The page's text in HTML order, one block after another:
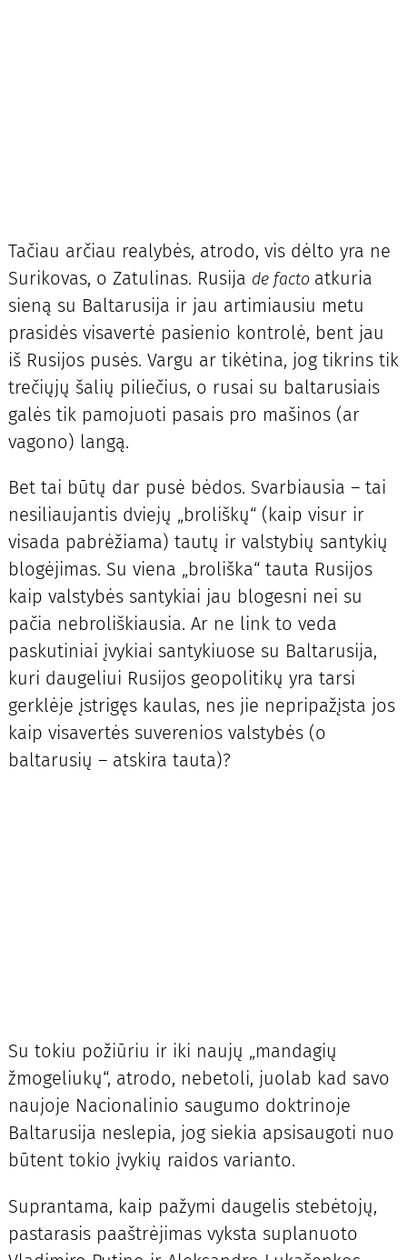
Tačiau arčiau realybės, atrodo, vis dėlto yra ne
Surikovas, o Zatulinas. Rusija de facto atkuria
sieną su Baltarusija ir jau artimiausiu metu
prasidės visavertė pasienio kontrolė, bent jau
iš Rusijos pusės. Vargu ar tikėtina, jog tikrins tik
trečiųjų šalių piliečius, o rusai su baltarusiais
galės tik pamojuoti pasais pro mašinos (ar
vagono) langą.
Bet tai būtų dar pusė bėdos. Svarbiausia – tai
nesiliaujantis dviejų „broliškų“ (kaip visur ir
visada pabrėžiama) tautų ir valstybių santykių
blogėjimas. Su viena „broliška“ tauta Rusijos
kaip valstybės santykiai jau blogesni nei su
pačia nebroliškiausia. Ar ne link to veda
paskutiniai įvykiai santykiuose su Baltarusija,
kuri daugeliui Rusijos geopolitikų yra tarsi
gerklėje įstrigęs kaulas, nes jie nepripažįsta jos
kaip visavertės suverenios valstybės (o
baltarusių – atskira tauta)?
Su tokiu požiūriu ir iki naujų „mandagių
žmogeliukų“, atrodo, nebetoli, juolab kad savo
naujoje Nacionalinio saugumo doktrinoje
Baltarusija neslepia, jog siekia apsisaugoti nuo
būtent tokio įvykių raidos varianto.
Suprantama, kaip pažymi daugelis stebėtojų,
pastarasis paaštrėjimas vyksta suplanuoto